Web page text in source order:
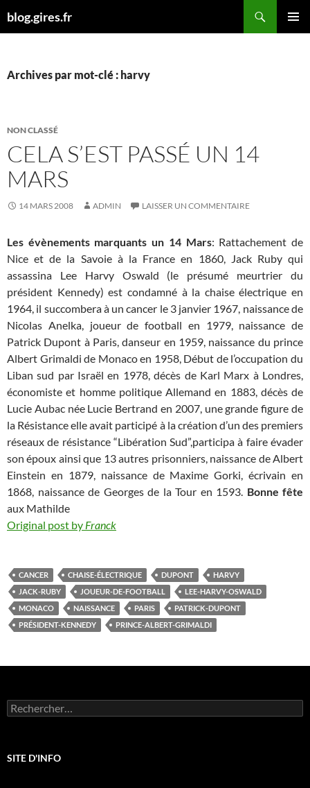
aublog.gires.fr
Archives par mot-clé : harvy
NON CLASSÉ
CELA S’EST PASSÉ UN 14
MARS
14 MARS 2008 ADMIN LAISSER UN COMMENTAIRE
Les évènements marquants un 14 Mars: Rattachement de
Nice et de la Savoie à la France en 1860, Jack Ruby qui
assassina Lee Harvy Oswald (le présumé meurtrier du
président Kennedy) est condamné à la chaise électrique en
1964, il succombera à un cancer le 3 janvier 1967, naissance de
Nicolas Anelka, joueur de football en 1979, naissance de
Patrick Dupont à Paris, danseur en 1959, naissance du prince
Albert Grimaldi de Monaco en 1958, Début de l’occupation du
Liban sud par Israël en 1978, décès de Karl Marx à Londres,
économiste et homme politique Allemand en 1883, décès de
Lucie Aubac née Lucie Bertrand en 2007, une grande figure de
la Résistance elle avait participé à la création d’un des premiers
réseaux de résistance “Libération Sud”,participa à faire évader
son époux ainsi que 13 autres prisonniers, naissance de Albert
Einstein en 1879, naissance de Maxime Gorki, écrivain en
1868, naissance de Georges de la Tour en 1593. Bonne fête
aux Mathilde
Original post by Franck
CANCER CHAISE-ÉLECTRIQUE DUPONT
HARVY
JACK-RUBY
JOUEUR-DE-FOOTBALL
LEE-HARVY-OSWALD
MONACO
NAISSANCE PARIS
PATRICK-DUPONT
PRÉSIDENT-KENNEDY
PRINCE-ALBERT-GRIMALDI
Rechercher :
SITE D'INFO